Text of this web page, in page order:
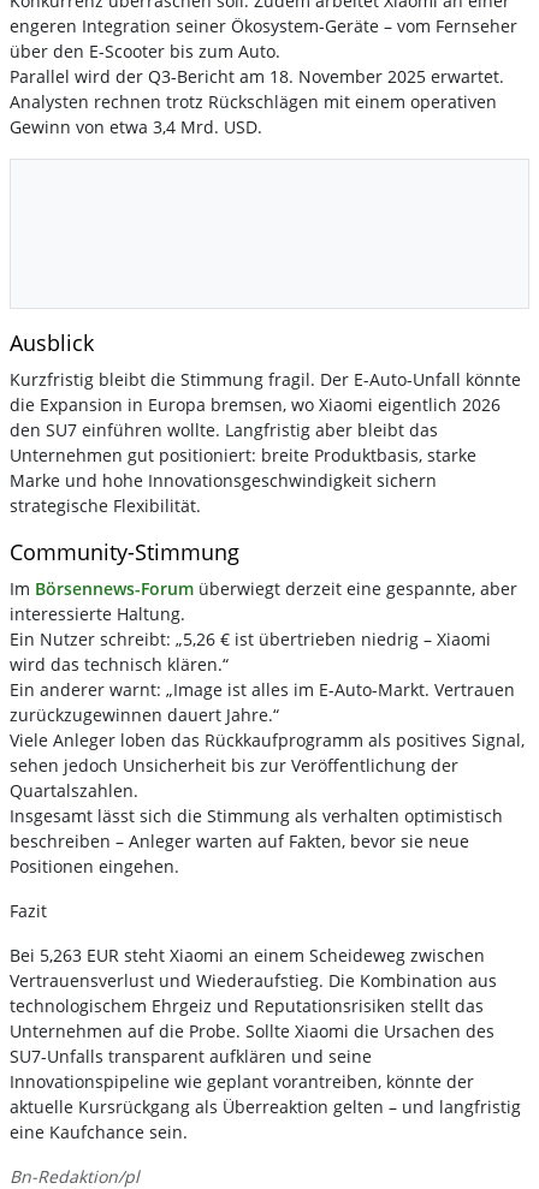
engeren Integration seiner Ökosystem-Geräte – vom Fernseher
über den E-Scooter bis zum Auto.
Parallel wird der Q3-Bericht am 18. November 2025 erwartet.
Analysten rechnen trotz Rückschlägen mit einem operativen
Gewinn von etwa 3,4 Mrd. USD.
Ausblick
Kurzfristig bleibt die Stimmung fragil. Der E-Auto-Unfall könnte
die Expansion in Europa bremsen, wo Xiaomi eigentlich 2026
den SU7 einführen wollte. Langfristig aber bleibt das
Unternehmen gut positioniert: breite Produktbasis, starke
Marke und hohe Innovationsgeschwindigkeit sichern
strategische Flexibilität.
Community-Stimmung
Im Börsennews-Forum überwiegt derzeit eine gespannte, aber
interessierte Haltung.
Ein Nutzer schreibt: „5,26 € ist übertrieben niedrig – Xiaomi
wird das technisch klären.“
Ein anderer warnt: „Image ist alles im E-Auto-Markt. Vertrauen
zurückzugewinnen dauert Jahre.“
Viele Anleger loben das Rückkaufprogramm als positives Signal,
sehen jedoch Unsicherheit bis zur Veröffentlichung der
Quartalszahlen.
Insgesamt lässt sich die Stimmung als verhalten optimistisch
beschreiben – Anleger warten auf Fakten, bevor sie neue
Positionen eingehen.
Fazit
Bei 5,263 EUR steht Xiaomi an einem Scheideweg zwischen
Vertrauensverlust und Wiederaufstieg. Die Kombination aus
technologischem Ehrgeiz und Reputationsrisiken stellt das
Unternehmen auf die Probe. Sollte Xiaomi die Ursachen des
SU7-Unfalls transparent aufklären und seine
Innovationspipeline wie geplant vorantreiben, könnte der
aktuelle Kursrückgang als Überreaktion gelten – und langfristig
eine Kaufchance sein.
Bn-Redaktion/pl